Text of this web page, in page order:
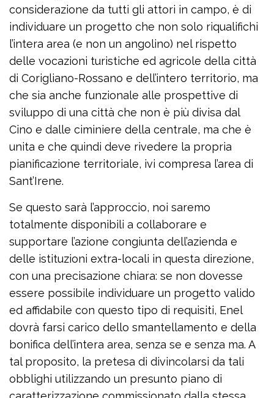
considerazione da tutti gli attori in campo, è di
individuare un progetto che non solo riqualifichi
l’intera area (e non un angolino) nel rispetto
delle vocazioni turistiche ed agricole della città
di Corigliano-Rossano e dell’intero territorio, ma
che sia anche funzionale alle prospettive di
sviluppo di una città che non è più divisa dal
Cino e dalle ciminiere della centrale, ma che è
unita e che quindi deve rivedere la propria
pianificazione territoriale, ivi compresa l’area di
Sant’Irene.
Se questo sarà l’approccio, noi saremo
totalmente disponibili a collaborare e
supportare l’azione congiunta dell’azienda e
delle istituzioni extra-locali in questa direzione,
con una precisazione chiara: se non dovesse
essere possibile individuare un progetto valido
ed affidabile con questo tipo di requisiti, Enel
dovrà farsi carico dello smantellamento e della
bonifica dell’intera area, senza se e senza ma. A
tal proposito, la pretesa di divincolarsi da tali
obblighi utilizzando un presunto piano di